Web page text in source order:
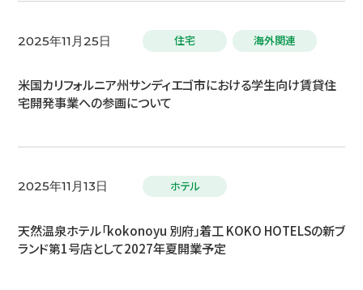
2025年11月25日 住宅 海外関連
米国カリフォルニア州サンディエゴ市における学生向け賃貸住
宅開発事業への参画について
2025年11月13日 ホテル
天然温泉ホテル「kokonoyu 別府」着工 KOKO HOTELSの新ブ
ランド第1号店として2027年夏開業予定